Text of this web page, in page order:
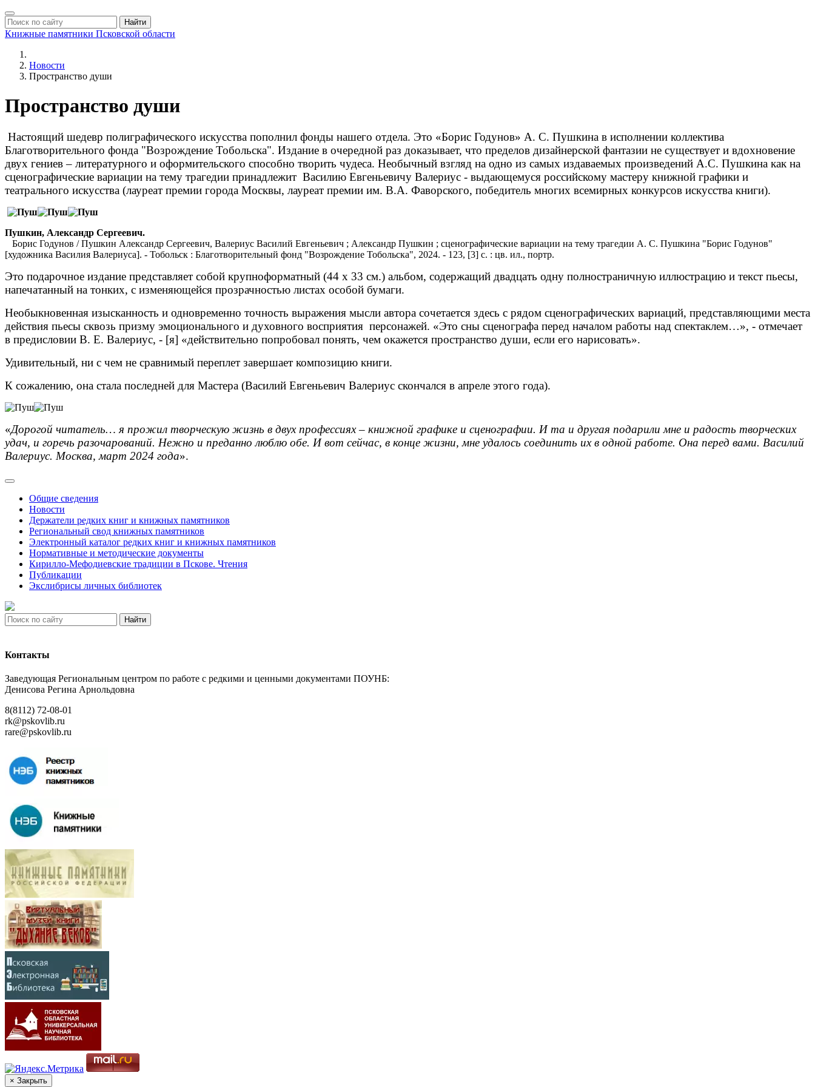
Найти
Книжные памятники Псковской области
Новости
Пространство души
Пространство души
Настоящий шедевр полиграфического искусства пополнил фонды нашего отдела. Это «Борис Годунов» А. С. Пушкина в исполнении коллектива
Благотворительного фонда "Возрождение Тобольска". Издание в очередной раз доказывает, что пределов дизайнерской фантазии не существует и вдохновение
двух гениев – литературного и оформительского способно творить чудеса. Необычный взгляд на одно из самых издаваемых произведений А.С. Пушкина как на
сценографические вариации на тему трагедии принадлежит Василию Евгеньевичу Валериус - выдающемуся российскому мастеру книжной графики и
театрального искусства (лауреат премии города Москвы, лауреат премии им. В.А. Фаворского, победитель многих всемирных конкурсов искусства книги).
Пушкин, Александр Сергеевич.
Борис Годунов / Пушкин Александр Сергеевич, Валериус Василий Евгеньевич ; Александр Пушкин ; сценографические вариации на тему трагедии А. С. Пушкина "Борис Годунов"
[художника Василия Валериуса]. - Тобольск : Благотворительный фонд "Возрождение Тобольска", 2024. - 123, [3] с. : цв. ил., портр.
Это подарочное издание представляет собой крупноформатный (44 х 33 см.) альбом, содержащий двадцать одну полностраничную иллюстрацию и текст пьесы,
напечатанный на тонких, с изменяющейся прозрачностью листах особой бумаги.
Необыкновенная изысканность и одновременно точность выражения мысли автора сочетается здесь с рядом сценографических вариаций, представляющими места
действия пьесы сквозь призму эмоционального и духовного восприятия персонажей. «Это сны сценографа перед началом работы над спектаклем…», - отмечает
в предисловии В. Е. Валериус, - [я] «действительно попробовал понять, чем окажется пространство души, если его нарисовать».
Удивительный, ни с чем не сравнимый переплет завершает композицию книги.
К сожалению, она стала последней для Мастера (Василий Евгеньевич Валериус скончался в апреле этого года).
«Дорогой читатель… я прожил творческую жизнь в двух профессиях – книжной графике и сценографии. И та и другая подарили мне и радость творческих
удач, и горечь разочарований. Нежно и преданно люблю обе. И вот сейчас, в конце жизни, мне удалось соединить их в одной работе. Она перед вами. Василий
Валериус. Москва, март 2024 года».
Общие сведения
Новости
Держатели редких книг и книжных памятников
Региональный свод книжных памятников
Электронный каталог редких книг и книжных памятников
Нормативные и методические документы
Кирилло-Мефодиевские традиции в Пскове. Чтения
Публикации
Экслибрисы личных библиотек
Найти
Контакты
Заведующая Региональным центром по работе с редкими и ценными документами ПОУНБ:
Денисова Регина Арнольдовна
8(8112) 72-08-01
rk@pskovlib.ru
rare@pskovlib.ru
× Закрыть